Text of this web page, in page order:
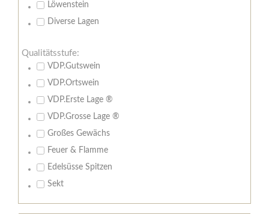
Löwenstein
Diverse Lagen
Qualitätsstufe:
VDP.Gutswein
VDP.Ortswein
VDP.Erste Lage ®
VDP.Grosse Lage ®
Großes Gewächs
Feuer & Flamme
Edelsüsse Spitzen
Sekt